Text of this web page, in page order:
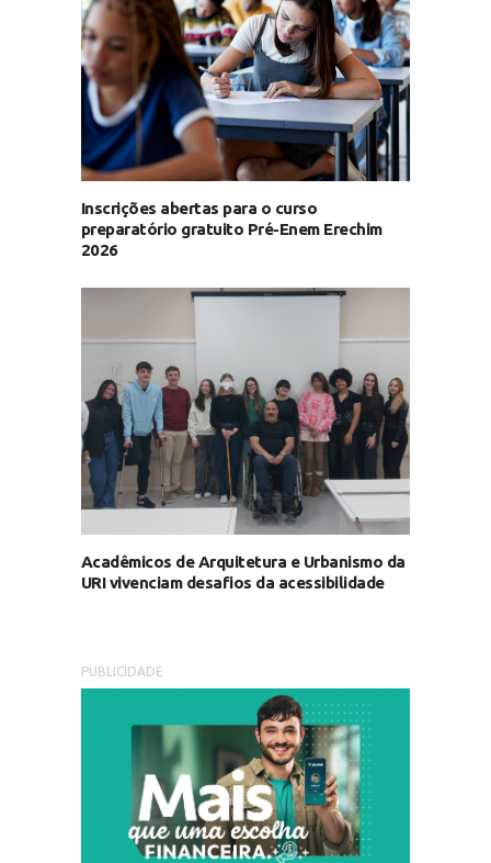
Inscrições abertas para o curso
preparatório gratuito Pré-Enem Erechim
2026
Acadêmicos de Arquitetura e Urbanismo da
URI vivenciam desafios da acessibilidade
PUBLICIDADE